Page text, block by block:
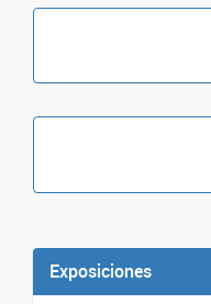
Exposiciones